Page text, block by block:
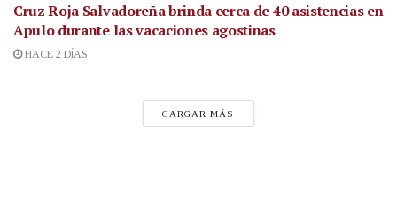
Cruz Roja Salvadoreña brinda cerca de 40 asistencias en
Apulo durante las vacaciones agostinas
HACE 2 DÍAS
CARGAR MÁS